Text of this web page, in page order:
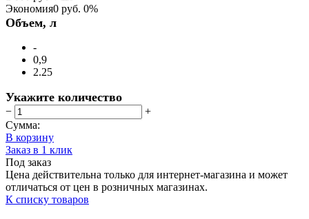
Экономия0 руб. 0%
Объем, л
-
0,9
2.25
Укажите количество
−
+
Сумма:
В корзину
Заказ в 1 клик
Под заказ
Цена действительна только для интернет-магазина и может
отличаться от цен в розничных магазинах.
К списку товаров